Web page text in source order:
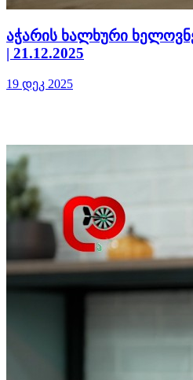
აჭარის ხალხური
| 21.12.2025
19 დეკ 2025